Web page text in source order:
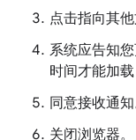
点击指向其他
系统应告知
时间才能加
同意接收通知
关闭浏览器。